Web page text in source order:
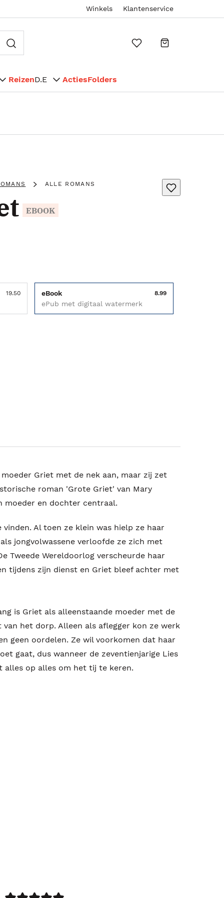
Winkels Klantenservice
ReizenD.E ActiesFolders
ALLE ROMANS
EBOOK
19.50 eBook 8.99
ePub met digitaal watermerk
Griet met de nek aan, maar zij zet
roman 'Grote Griet' van Mary
moeder en dochter centraal.
Al toen ze klein was hielp ze haar
jongvolwassene verloofde ze zich met
Tweede Wereldoorlog verscheurde haar
tijdens zijn dienst en Griet bleef achter met
is Griet als alleenstaande moeder met de
van het dorp. Alleen als aflegger kon ze werk
geen oordelen. Ze wil voorkomen dat haar
gaat, dus wanneer de zeventienjarige Lies
alles op alles om het tij te keren.